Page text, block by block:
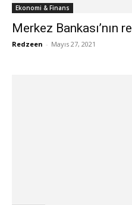
Ekonomi & Finans
Merkez Bankası’nın
Redzeen - Mayıs 27, 2021